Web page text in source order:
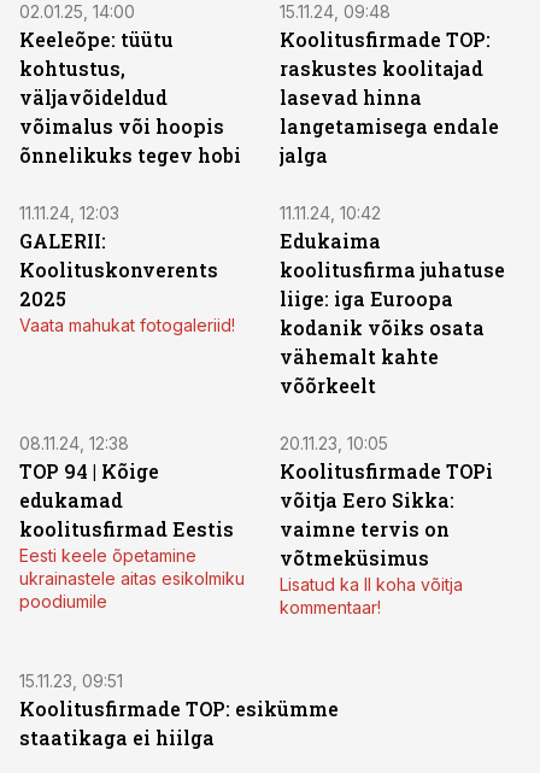
02.01.25, 14:00
Keeleõpe: tüütu
kohtustus,
väljavõideldud
võimalus või hoopis
õnnelikuks tegev hobi
15.11.24, 09:48
Koolitusfirmade TOP:
raskustes koolitajad
lasevad hinna
langetamisega endale
jalga
11.11.24, 12:03
GALERII:
Koolituskonverents
2025
Vaata mahukat fotogaleriid!
11.11.24, 10:42
Edukaima
koolitusfirma juhatuse
liige: iga Euroopa
kodanik võiks osata
vähemalt kahte
võõrkeelt
08.11.24, 12:38
TOP 94 | Kõige
edukamad
koolitusfirmad Eestis
Eesti keele õpetamine
ukrainastele aitas esikolmiku
poodiumile
20.11.23, 10:05
Koolitusfirmade TOPi
võitja Eero Sikka:
vaimne tervis on
võtmeküsimus
Lisatud ka II koha võitja
kommentaar!
15.11.23, 09:51
Koolitusfirmade TOP: esikümme
staatikaga ei hiilga